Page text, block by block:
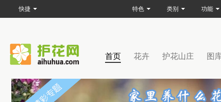
首页 花卉 护花山庄 图
快捷 特色 类别 功能